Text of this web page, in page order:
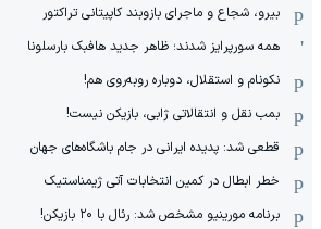
بیرو، شجاع و ماجرای بازوبند کاپیتانی تراکتور
همه سورپرایز شدند؛ ظاهر جدید هافبک بارسلونا
نکونام و استقلال، دوباره روبه‌روی هم!
بمب نقل و انتقالاتی ژابی، بازیکن نیست!
قطعی شد: پدیده ایرانی در جام باشگاه‌های جهان
خطر ابطال در کمین انتخابات آتی ژیمناستیک
برنامه مورینیو مشخص شد: رئال با ۲۰ بازیکن!